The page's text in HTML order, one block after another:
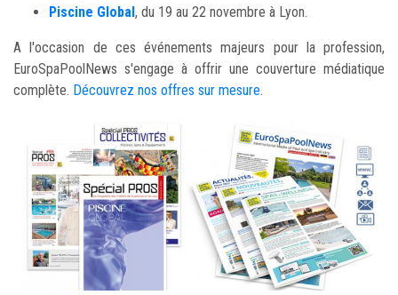
Piscine Global, du 19 au 22 novembre à Lyon.
A l'occasion de ces événements majeurs pour la profession,
EuroSpaPoolNews s'engage à offrir une couverture médiatique
complète. Découvrez nos offres sur mesure